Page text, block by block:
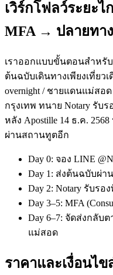
เวิร์กโฟลว์ระยะ
MFA → ปลายทาง
เราออกแบบขั้นตอนสำหรั
ต้นฉบับเดินทางเพียงเที่ยว
overnight / ชายแดนแม่สอ
กรุงเทพ ทนาย Notary รับ
หลัง Apostille 14 ธ.ค.
ผ่านสถานทูตอีก
Day 0: จอง LINE
Day 1: ส่งต้นฉบับผ่า
Day 2: Notary รับรอ
Day 3–5: MFA
Day 6–7: จัดส่งกลับ
แม่สอด
ราคาและเงื่อนไ